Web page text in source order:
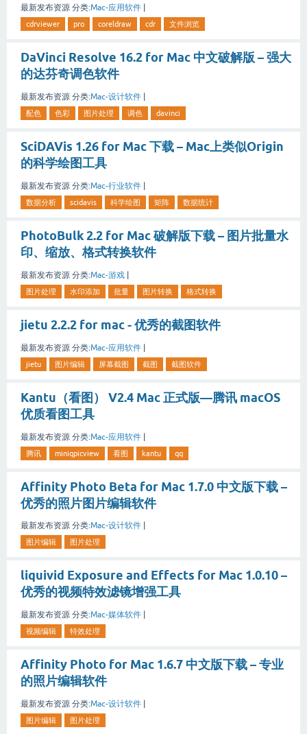
最新发布资源 分类:Mac-应用软件 |
cdrviewer pro coreldraw cdr 文件浏览
DaVinci Resolve 16.2 for Mac 中文破解版 – 强大
的达芬奇调色软件
最新发布资源 分类:Mac-设计软件 |
配色 色彩 图片处理 调色 davinci
SciDAVis 1.26 for Mac 下载 – Mac上类似Origin
的科学绘图工具
最新发布资源 分类:Mac-行业软件 |
数据分析 scidavis 科学绘图 矩阵 数据统计
PhotoBulk 2.2 for Mac 破解版下载 – 图片批量水
印、缩放、格式转换软件
最新发布资源 分类:Mac-游戏 |
图片处理 水印添加 批量 图片转换 格式转换
jietu 2.2.2 for mac - 优秀的截图软件
最新发布资源 分类:Mac-应用软件 |
jietu 图片编辑 屏幕截图 截图 截图软件
Kantu（看图） V2.4 Mac 正式版—腾讯 macOS
优质看图工具
最新发布资源 分类:Mac-应用软件 |
腾讯 miniqpicview 看图 kantu qq
Affinity Photo Beta for Mac 1.7.0 中文版下载 –
优秀的照片图片编辑软件
最新发布资源 分类:Mac-设计软件
图片编辑 图片处理
liquivid Exposure and Effects for Mac 1.0.10 –
优秀的视频特效滤镜增强工具
最新发布资源 分类:Mac-媒体软件
视频编辑 特效处理
Affinity Photo for Mac 1.6.7 中文版下载 – 专业
的照片编辑软件
最新发布资源 分类:Mac-设计软件
图片编辑 图片处理